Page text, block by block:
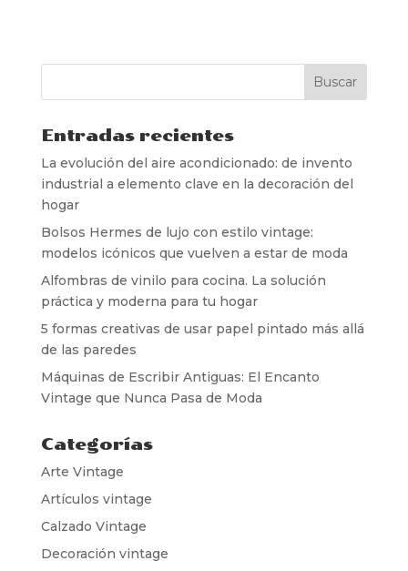
Entradas recientes
La evolución del aire acondicionado: de invento
industrial a elemento clave en la decoración del
hogar
Bolsos Hermes de lujo con estilo vintage:
modelos icónicos que vuelven a estar de moda
Alfombras de vinilo para cocina. La solución
práctica y moderna para tu hogar
5 formas creativas de usar papel pintado más allá
de las paredes
Máquinas de Escribir Antiguas: El Encanto
Vintage que Nunca Pasa de Moda
Categorías
Arte Vintage
Artículos vintage
Calzado Vintage
Decoración vintage